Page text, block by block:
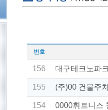
번호
156 대구테크노파
155 (주)00 건물주
154 0000휘트니스